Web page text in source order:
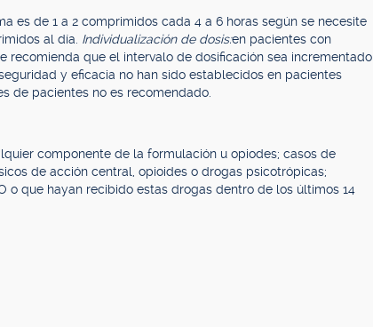
es de 1 a 2 comprimidos cada 4 a 6 horas según se necesite
al día. Individualización de dosis:en pacientes con
que el intervalo de dosificación sea incrementado
y eficacia no han sido establecidos en pacientes
de pacientes no es recomendado.
componente de la formulación u opiodes; casos de
de acción central, opioides o drogas psicotrópicas;
o que hayan recibido estas drogas dentro de los últimos 14